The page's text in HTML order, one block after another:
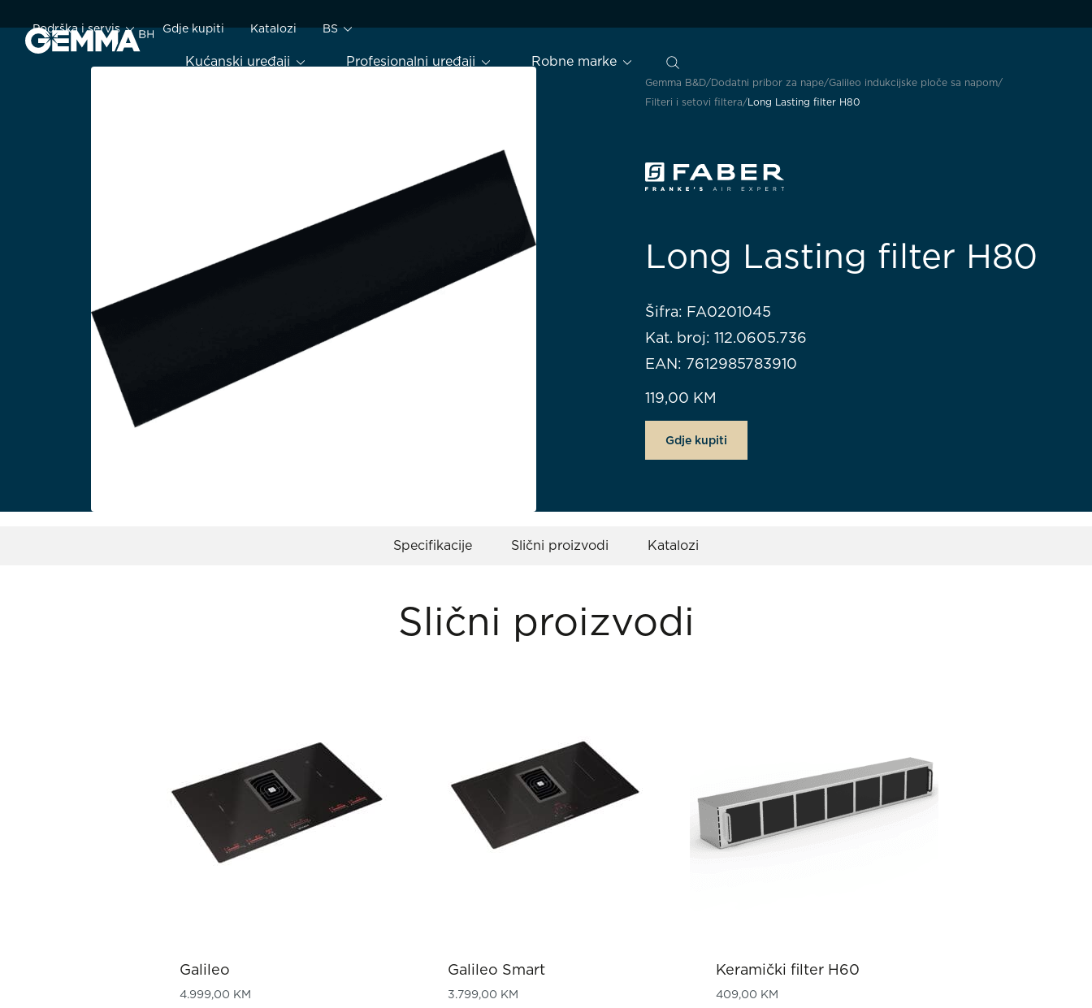
Kućanski uređaji Profesionalni uređaji Robne marke
Podrška i servis Gdje kupiti Katalozi BS
Gemma B&D Dodatni pribor za nape Galileo indukcijske ploče sa napom
Filteri i setovi filtera Long Lasting filter H80
Long Lasting filter H80
Šifra: FA0201045
Kat. broj: 112.0605.736
EAN: 7612985783910
119,00 KM
Gdje kupiti
Specifikacije Slični proizvodi Katalozi
Slični proizvodi
Galileo
4.999,00 KM
Galileo Smart
3.799,00 KM
Keramički filter H60
409,00 KM